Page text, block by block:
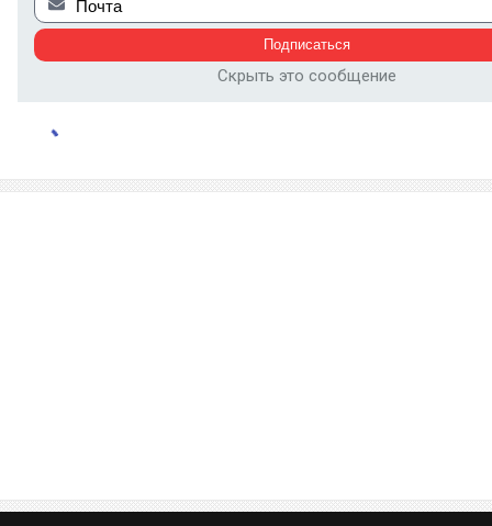
Скрыть это сообщение